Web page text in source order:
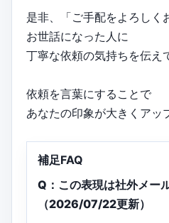
是非、「ご手配をよろしく
お世話になった人に
丁寧な依頼の気持ちを伝え
依頼を言葉にすることで
あなたの印象が大きくアッ
補足FAQ
Q：この表現は社外メー
（2026/07/22更新）